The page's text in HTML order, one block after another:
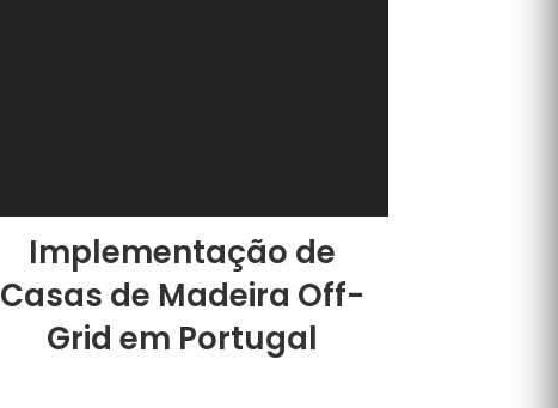
Implementação de
Casas de Madeira Off-
Grid em Portugal